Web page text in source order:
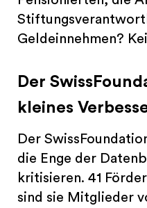
Geldeinnehmen?
Der
kleines
Der
die Enge der
kritisieren. 41
sind sie Mitglieder